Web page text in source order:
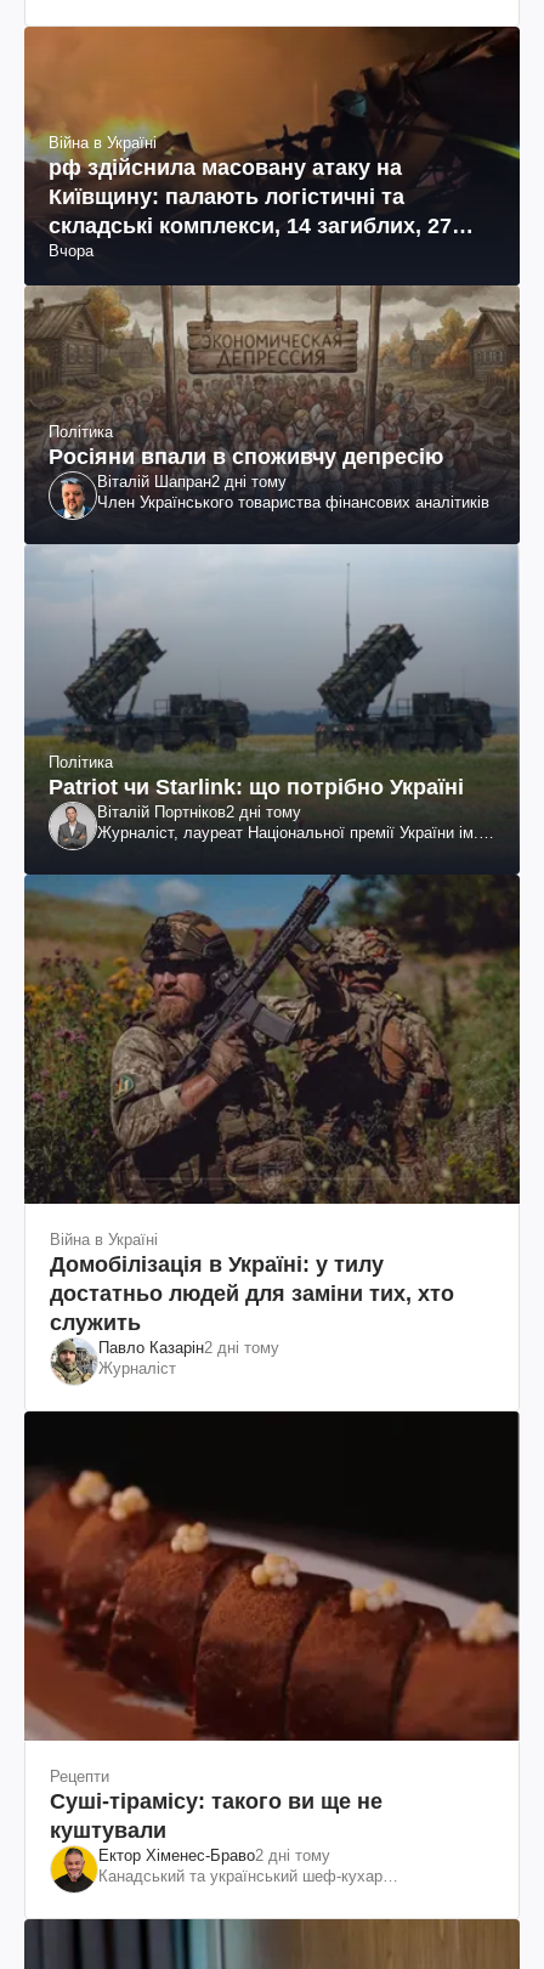
Війна в Україні
рф здійснила масовану атаку на
Київщину: палають логістичні та
складські комплекси, 14 загиблих, 27
поранених (фото, відео)
Вчора
Політика
Росіяни впали в споживчу депресію
Віталій Шапран2 дні тому
Член Українського товариства фінансових аналітиків
Політика
Patriot чи Starlink: що потрібно Україні
Віталій Портніков2 дні тому
Журналіст, лауреат Національної премії України ім.
Війна в Україні
Домобілізація в Україні: у тилу
достатньо людей для заміни тих, хто
служить
Павло Казарін2 дні тому
Журналіст
Рецепти
Суші-тірамісу: такого ви ще не
куштували
Ектор Хіменес-Браво2 дні тому
Канадський та український шеф-кухар